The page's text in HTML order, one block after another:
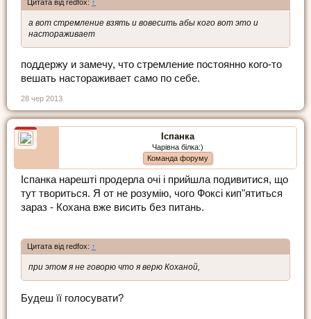
Цитата від redfox: ↑
а вот стремление взять и вовесить абы кого вот это и
настораживает
поддержу и замечу, что стремление постоянно кого-то
вешать настораживает само по себе.
28 чер 2013
Іспанка
Чарівна білка:)
Команда форуму
Іспанка нарешті продерла очі і прийшла подивитися, що
тут твориться. Я от не розумію, чого Фоксі кип"ятиться
зараз - Кохана вже висить без питань.
Цитата від redfox: ↑
при этом я не говорю что я верю Коханой,
Будеш її голосувати?